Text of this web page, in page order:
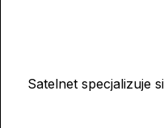
Satelnet specjalizuje